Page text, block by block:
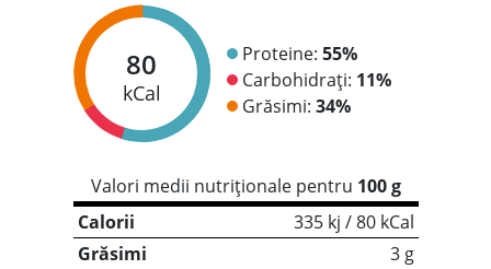
80
kCal
Proteine: 55%
Carbohidrați: 11%
Grăsimi: 34%
Valori medii nutriționale pentru 100 g
Calorii
335 kj / 80 kCal
Grăsimi
3 g